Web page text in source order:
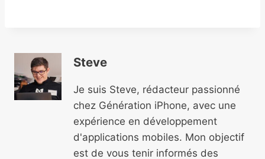
Steve
Je suis Steve, rédacteur passionné
chez Génération iPhone, avec une
expérience en développement
d'applications mobiles. Mon objectif
est de vous tenir informés des